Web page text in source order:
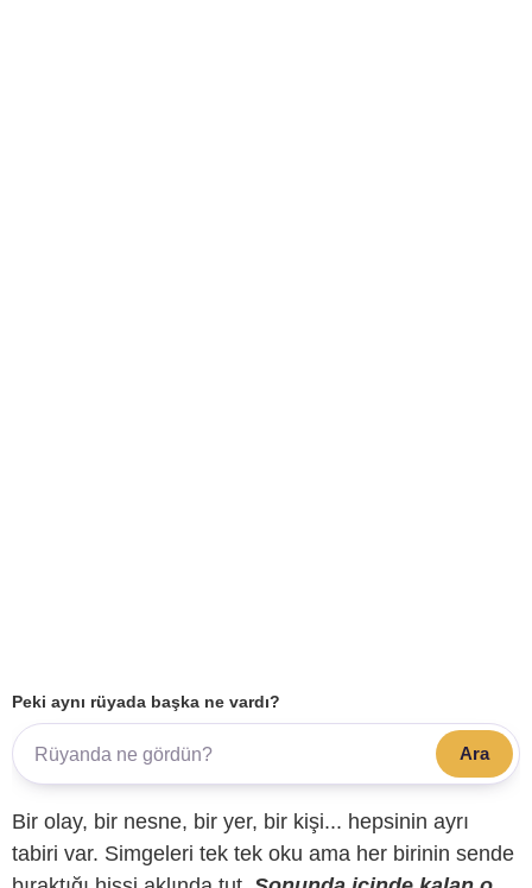
Peki aynı rüyada başka ne vardı?
Ara
Bir olay, bir nesne, bir yer, bir kişi... hepsinin ayrı
tabiri var. Simgeleri tek tek oku ama her birinin sende